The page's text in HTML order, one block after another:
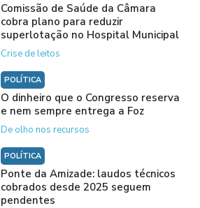
Comissão de Saúde da Câmara
cobra plano para reduzir
superlotação no Hospital Municipal
Crise de leitos
POLÍTICA
O dinheiro que o Congresso reserva
e nem sempre entrega a Foz
De olho nos recursos
POLÍTICA
Ponte da Amizade: laudos técnicos
cobrados desde 2025 seguem
pendentes